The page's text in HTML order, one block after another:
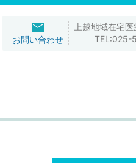
上越地域在宅
TEL:025-
お問い合わせ